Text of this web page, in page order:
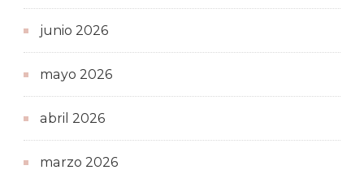
junio 2026
mayo 2026
abril 2026
marzo 2026